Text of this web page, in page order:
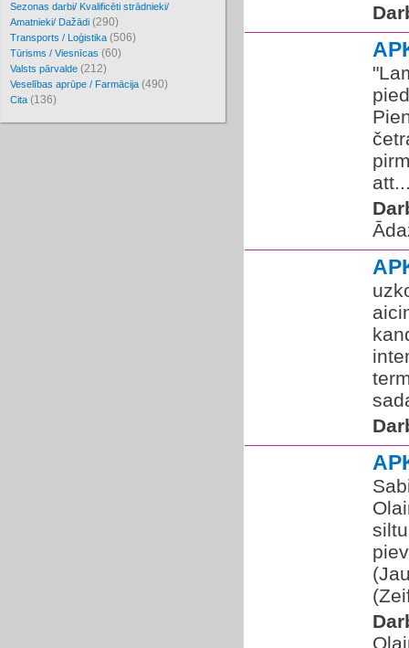
Sezonas darbi/ Kvalificēti strādnieki/
Amatnieki/ Dažādi (290)
Transports / Loģistika (506)
Tūrisms / Viesnīcas (60)
Valsts pārvalde (212)
Veselības aprūpe / Farmācija (490)
Cita (136)